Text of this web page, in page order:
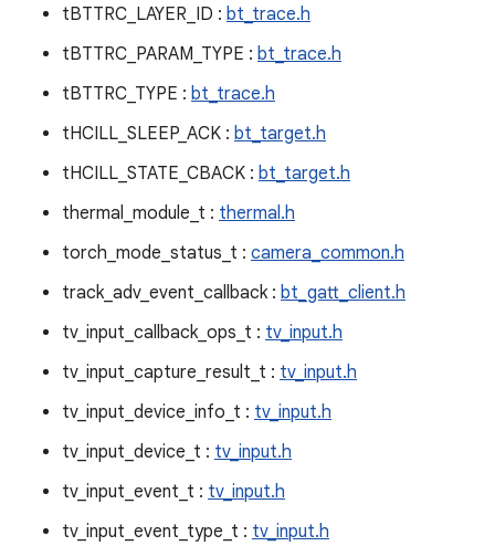
tBTTRC_LAYER_ID : bt_trace.h
tBTTRC_PARAM_TYPE : bt_trace.h
tBTTRC_TYPE : bt_trace.h
tHCILL_SLEEP_ACK : bt_target.h
tHCILL_STATE_CBACK : bt_target.h
thermal_module_t : thermal.h
torch_mode_status_t : camera_common.h
track_adv_event_callback : bt_gatt_client.h
tv_input_callback_ops_t : tv_input.h
tv_input_capture_result_t : tv_input.h
tv_input_device_info_t : tv_input.h
tv_input_device_t : tv_input.h
tv_input_event_t : tv_input.h
tv_input_event_type_t : tv_input.h